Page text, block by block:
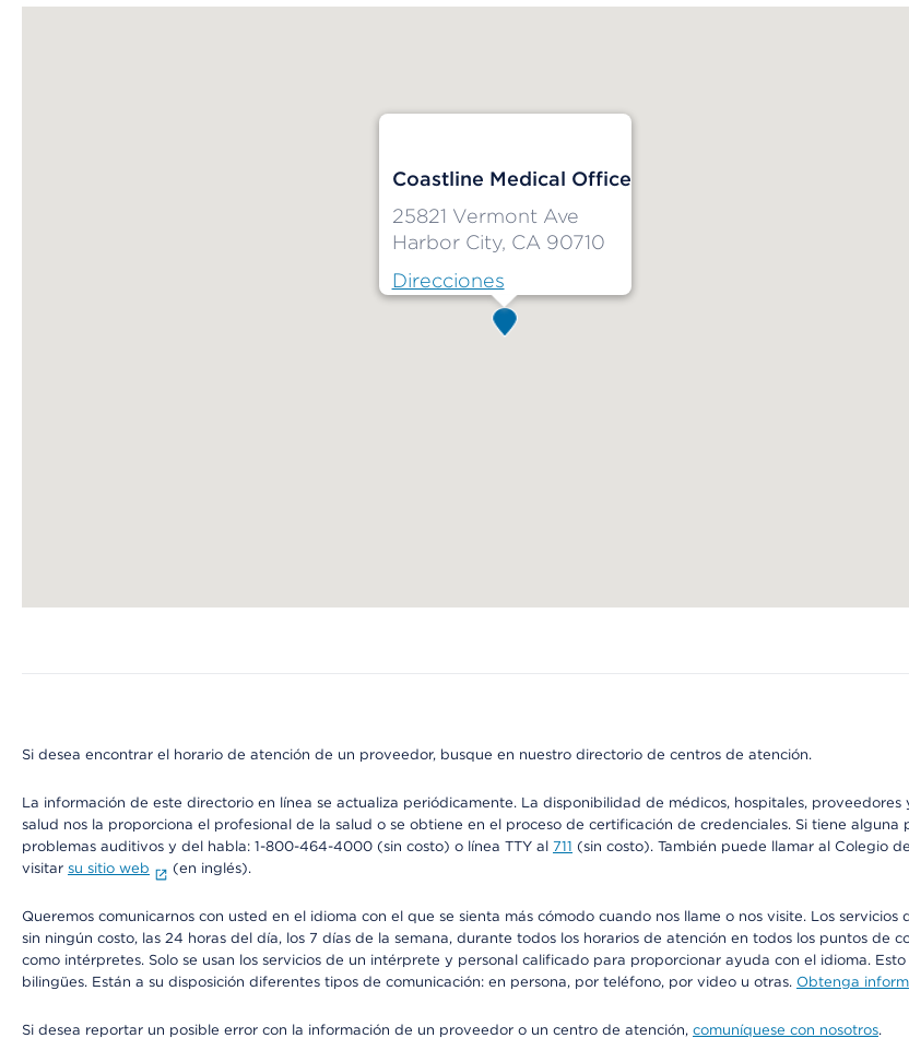
Coastline Medical Office
25821 Vermont Ave
Harbor City, CA 90710
Direcciones
Si desea encontrar el horario de atención de un proveedor, busque en nuestro directorio de centros de atención.
La información de este directorio en línea se actualiza periódicamente. La disponibilidad de médicos, hospitales,
salud nos la proporciona el profesional de la salud o se obtiene en el proceso de certificación de credenciales. Si tiene
problemas auditivos y del habla: 1-800-464-4000 (sin costo) o línea TTY al 711 (sin costo). También puede llamar al Colegio
visitar su sitio web (en inglés).
Queremos comunicarnos con usted en el idioma con el que se sienta más cómodo cuando nos llame o nos visite. Los
sin ningún costo, las 24 horas del día, los 7 días de la semana, durante todos los horarios de atención en todos los puntos de
como intérpretes. Solo se usan los servicios de un intérprete y personal calificado para proporcionar ayuda con el idioma.
bilingües. Están a su disposición diferentes tipos de comunicación: en persona, por teléfono, por video u otras. Obtenga
Si desea reportar un posible error con la información de un proveedor o un centro de atención, comuníquese con nosotros.